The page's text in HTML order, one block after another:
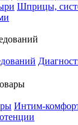
Шприцы,
Интим-